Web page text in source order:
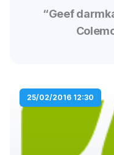
“Geef
25/02/2016 12:30